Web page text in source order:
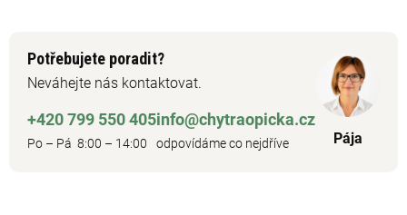
Potřebujete poradit?
Neváhejte nás kontaktovat.
+420 799 550 405
Po – Pá 8:00 – 14:00
info@chytraopicka.cz
odpovídáme co nejdříve Pája